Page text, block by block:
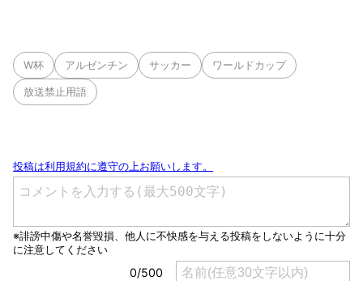
W杯 アルゼンチン サッカー ワールドカップ
放送禁止用語